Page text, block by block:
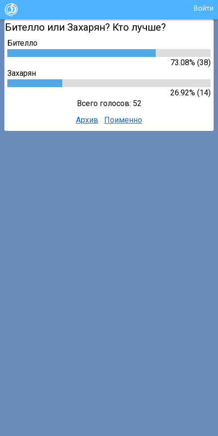
Войти
Бителло или Захарян? Кто лучше?
Бителло
73.08% (38)
Захарян
26.92% (14)
Всего голосов: 52
Архив
Поименно